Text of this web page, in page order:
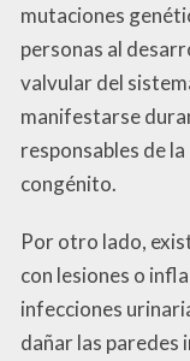
mutaciones
personas al
valvular del
manifestarse
responsables de
congénito.
Por otro lado,
con lesiones o
infecciones
dañar las paredes